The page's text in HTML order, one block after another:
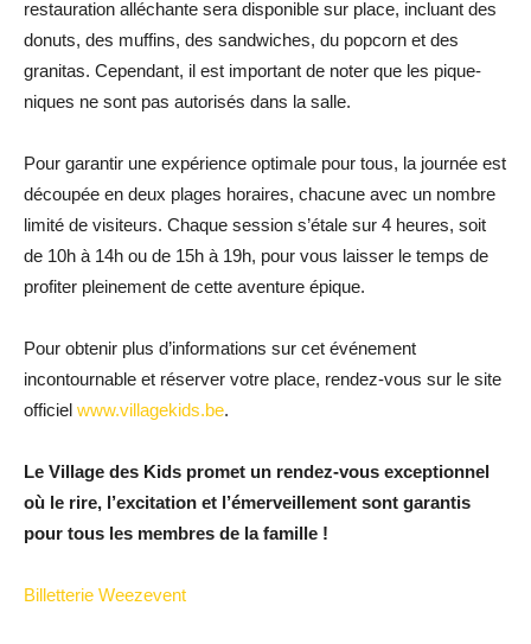
restauration alléchante sera disponible sur place, incluant des
donuts, des muffins, des sandwiches, du popcorn et des
granitas. Cependant, il est important de noter que les pique-
niques ne sont pas autorisés dans la salle.
Pour garantir une expérience optimale pour tous, la journée est
découpée en deux plages horaires, chacune avec un nombre
limité de visiteurs. Chaque session s’étale sur 4 heures, soit
de 10h à 14h ou de 15h à 19h, pour vous laisser le temps de
profiter pleinement de cette aventure épique.
Pour obtenir plus d’informations sur cet événement
incontournable et réserver votre place, rendez-vous sur le site
officiel www.villagekids.be.
Le Village des Kids promet un rendez-vous exceptionnel
où le rire, l’excitation et l’émerveillement sont garantis
pour tous les membres de la famille !
Billetterie Weezevent